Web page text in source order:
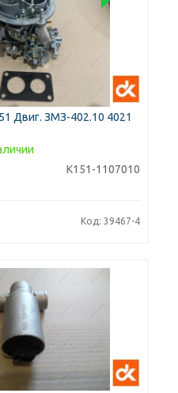
Двиг. ЗМЗ-402.10 4021
К151-1107010
Код: 39467-4